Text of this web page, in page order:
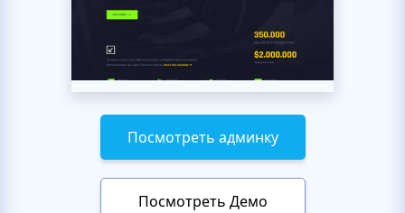
Посмотреть админку
Посмотреть Демо